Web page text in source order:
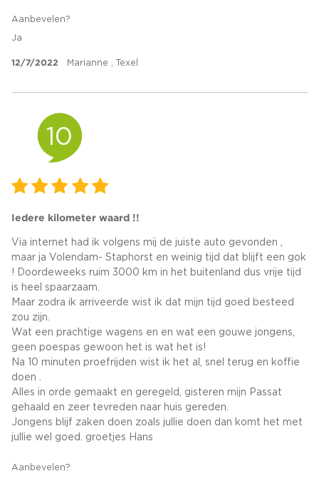
Aanbevelen?
Ja
12/7/2022 Marianne , Texel
10
Iedere kilometer waard !!
Via internet had ik volgens mij de juiste auto gevonden ,
maar ja Volendam- Staphorst en weinig tijd dat blijft een gok
! Doordeweeks ruim 3000 km in het buitenland dus vrije tijd
is heel spaarzaam.
Maar zodra ik arriveerde wist ik dat mijn tijd goed besteed
zou zijn.
Wat een prachtige wagens en en wat een gouwe jongens,
geen poespas gewoon het is wat het is!
Na 10 minuten proefrijden wist ik het al, snel terug en koffie
doen .
Alles in orde gemaakt en geregeld, gisteren mijn Passat
gehaald en zeer tevreden naar huis gereden.
Jongens blijf zaken doen zoals jullie doen dan komt het met
jullie wel goed. groetjes Hans
Aanbevelen?